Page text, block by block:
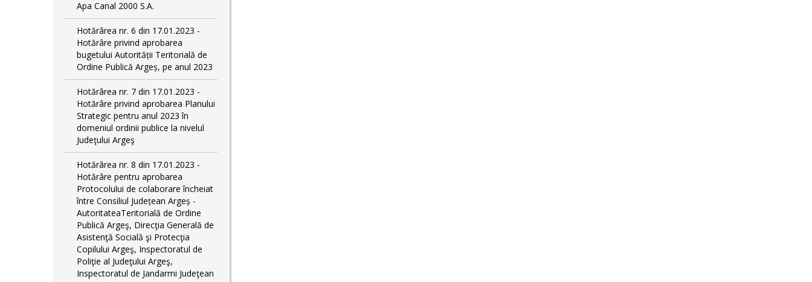
Apa Canal 2000 S.A.
Hotărârea nr. 6 din 17.01.2023 -
Hotărâre privind aprobarea
bugetului Autorității Teritorială de
Ordine Publică Argeș, pe anul 2023
Hotărârea nr. 7 din 17.01.2023 -
Hotărâre privind aprobarea Planului
Strategic pentru anul 2023 în
domeniul ordinii publice la nivelul
Judeţului Argeş
Hotărârea nr. 8 din 17.01.2023 -
Hotărâre pentru aprobarea
Protocolului de colaborare încheiat
între Consiliul Județean Argeș -
AutoritateaTeritorială de Ordine
Publică Argeş, Direcţia Generală de
Asistenţă Socială şi Protecţia
Copilului Argeş, Inspectoratul de
Poliţie al Judeţului Argeş,
Inspectoratul de Jandarmi Judeţean